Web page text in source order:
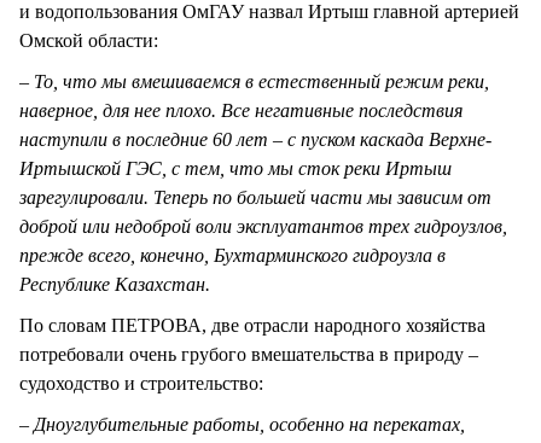
и водопользования ОмГАУ назвал Иртыш главной артерией
Омской области:
– То, что мы вмешиваемся в естественный режим реки,
наверное, для нее плохо. Все негативные последствия
наступили в последние 60 лет – с пуском каскада Верхне-
Иртышской ГЭС, с тем, что мы сток реки Иртыш
зарегулировали. Теперь по большей части мы зависим от
доброй или недоброй воли эксплуатантов трех гидроузлов,
прежде всего, конечно, Бухтарминского гидроузла в
Республике Казахстан.
По словам ПЕТРОВА, две отрасли народного хозяйства
потребовали очень грубого вмешательства в природу –
судоходство и строительство:
– Дноуглубительные работы, особенно на перекатах,